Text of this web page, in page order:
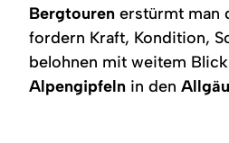
Bergtouren erstürmt man
fordern Kraft, Kondition,
belohnen mit weitem
Alpengipfeln in den